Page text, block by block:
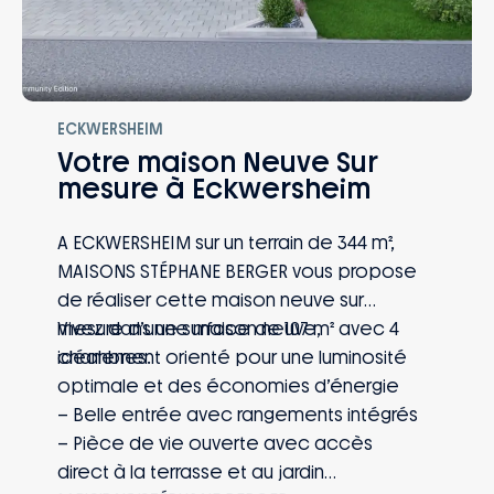
ECKWERSHEIM
Votre maison Neuve Sur
mesure à Eckwersheim
A ECKWERSHEIM sur un terrain de 344 m²,
MAISONS STÉPHANE BERGER vous propose
de réaliser cette maison neuve sur
mesure d’une surface de 107 m² avec 4
chambres.
Vivez dans une maison neuve,
idéalement orienté pour une luminosité
optimale et des économies d’énergie
– Belle entrée avec rangements intégrés
– Pièce de vie ouverte avec accès
direct à la terrasse et au jardin